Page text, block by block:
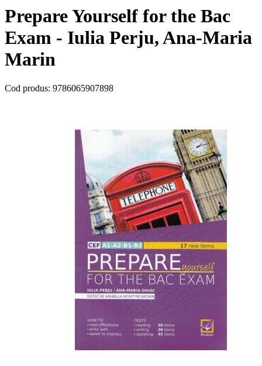
Prepare Yourself for the Bac
Exam - Iulia Perju, Ana-Maria
Marin
Cod produs: 9786065907898